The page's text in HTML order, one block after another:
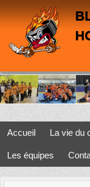
Accueil La vie du
Les équipes
Panneau de gestion